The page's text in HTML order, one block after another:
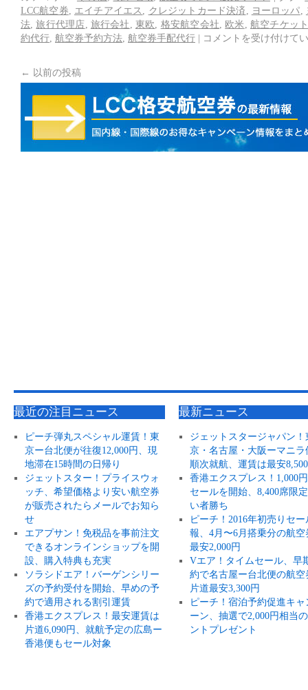
LCC航空券
エイチアイエス クレジットカード決済 ヨーロッパ
法 ,旅行代理店 旅行会社 東欧 格安航空会社 欧米
航空チケッ
約代行 航空券予約方法 航空券手配代行 | コメントを受け付けて
← 以前の投稿
最近の注目ニュース
ピーチ弾丸スペシャル運賃！東
京ー台北便が往復12,000円、現
地滞在15時間の日帰り
ジェットスター！プライスウォ
ッチ、希望価格より安い航空券
が販売されたらメールでお知ら
せ
エアプサン！免税品を事前注文
できるオンラインショップを開
設、購入特典も充実
ソラシドエア！バーゲンシリー
ズの予約受付を開始、早めの予
約で適用される割引運賃
香港エクスプレス！最安運賃は
片道6,090円、就航予定の広島ー
香港便もセール対象
最新ニュース
ジェットスタージャパン！
京・名古屋・大阪ーマニラ
順次就航、運賃は最安
香港エクスプレス！1,000
セールを開始、8,400席限
い者勝ち
ピーチ！2016年初売りセー
報、4月〜6月搭乗分の航空
最安2,000円
Vエア！タイムセール、早
約で名古屋ー台北便の航空
片道最安3,300円
ピーチ！宿泊予約促進キャ
ーン、抽選で2,000円相当
ントプレゼント